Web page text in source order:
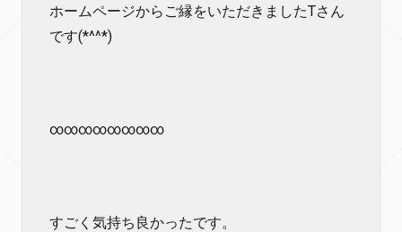
ホームページからご縁をいただきましたTさん
です(*^^*)
∞∞∞∞∞∞∞∞
すごく気持ち良かったです。